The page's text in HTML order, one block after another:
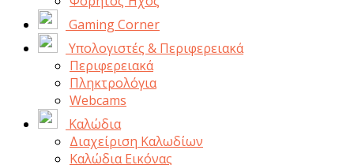
Gaming Corner
Υπολογιστές & Περιφερειακά
Περιφερειακά
Πληκτρολόγια
Webcams
Καλώδια
Διαχείριση Καλωδίων
Καλώδια Εικόνας